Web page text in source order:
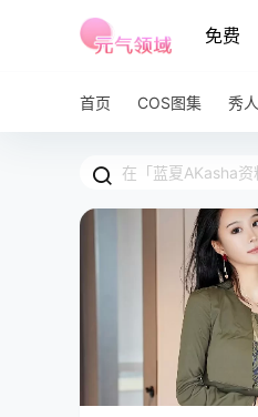
免费
首页 COS图集 秀